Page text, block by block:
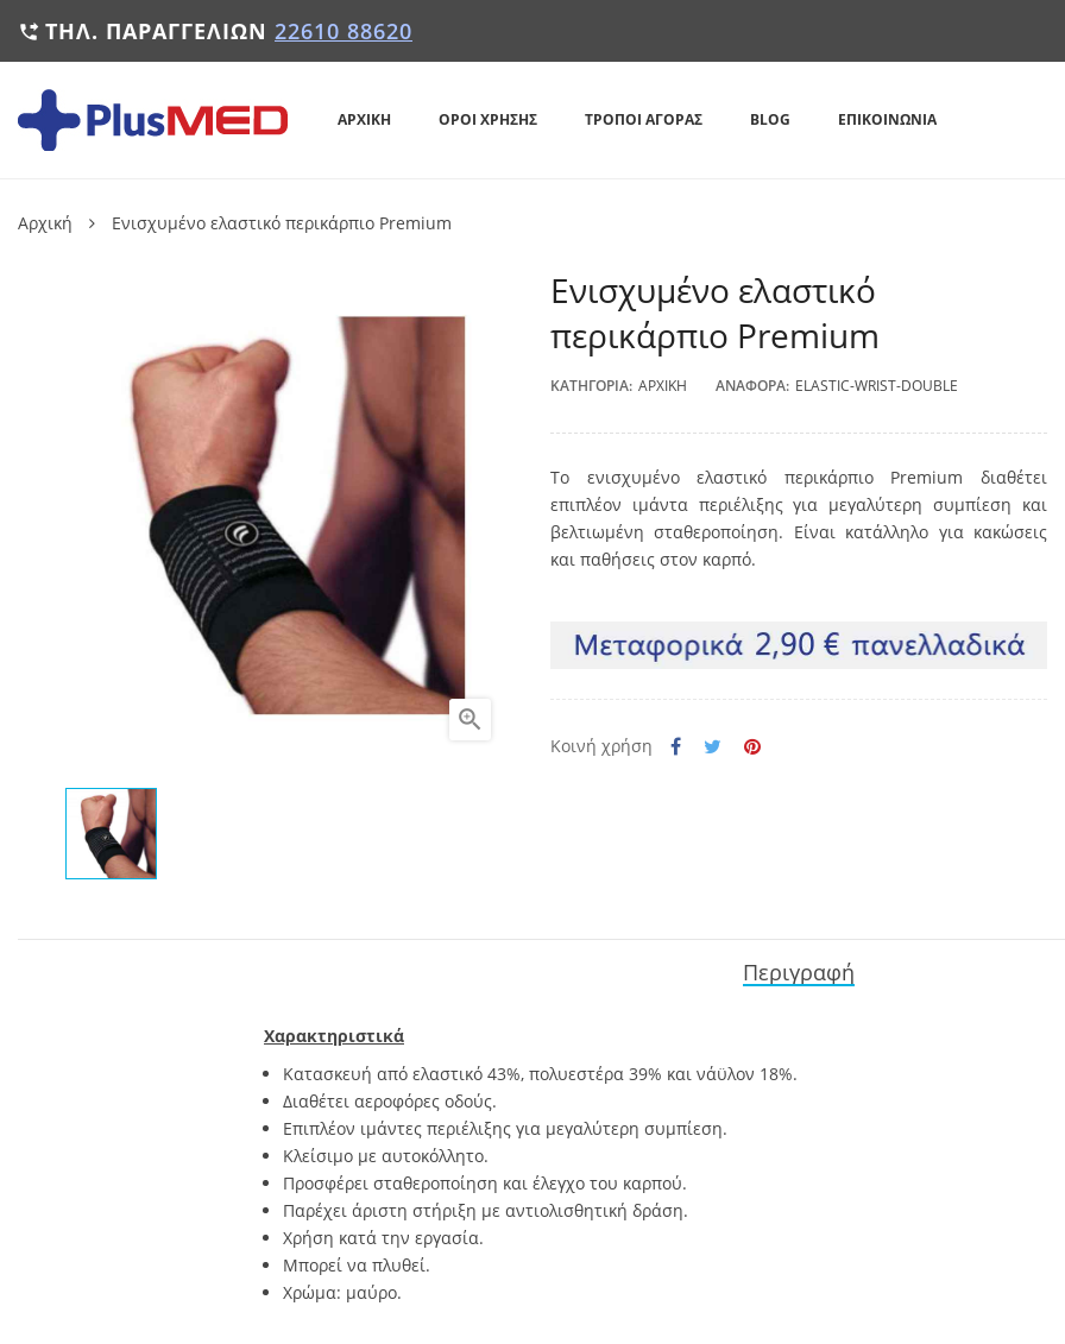
 ΤΗΛ. ΠΑΡΑΓΓΕΛΙΏΝ 22610 88620
ΑΡΧΙΚΉ ΌΡΟΙ ΧΡΉΣΗΣ ΤΡΌΠΟΙ ΑΓΟΡΆΣ BLOG ΕΠΙΚΟΙΝΩΝΊΑ
Αρχική Ενισχυμένο ελαστικό περικάρπιο Premium

Ενισχυμένο ελαστικό
περικάρπιο Premium
ΚΑΤΗΓΟΡΊΑ: ΑΡΧΙΚΉ ΑΝΑΦΟΡΆ: ELASTIC-WRIST-DOUBLE
Το ενισχυμένο ελαστικό περικάρπιο Premium διαθέτει
επιπλέον ιμάντα περιέλιξης για μεγαλύτερη συμπίεση και
βελτιωμένη σταθεροποίηση. Είναι κατάλληλο για κακώσεις
και παθήσεις στον καρπό.
Κοινή χρήση
Περιγραφή
Χαρακτηριστικά
Κατασκευή από ελαστικό 43%, πολυεστέρα 39% και νάϋλον 18%.
Διαθέτει αεροφόρες oδούς.
Επιπλέον ιμάντες περιέλιξης για μεγαλύτερη συμπίεση.
Κλείσιμο με αυτοκόλλητο.
Προσφέρει σταθεροποίηση και έλεγχο του καρπού.
Παρέχει άριστη στήριξη με αντιολισθητική δράση.
Χρήση κατά την εργασία.
Μπορεί να πλυθεί.
Χρώμα: μαύρο.